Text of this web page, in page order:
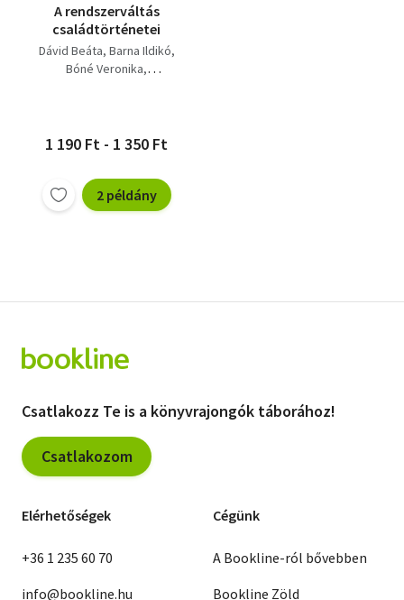
A rendszerváltás
családtörténetei
Dávid Beáta Barna Ildikó
Bóné Veronika
1 190 Ft - 1 350 Ft
2 példány
Csatlakozz Te is a könyvrajongók táborához!
Csatlakozom
Elérhetőségek
+36 1 235 60 70
info@bookline.hu
Cégünk
A Bookline-ról bővebben
Bookline Zöld